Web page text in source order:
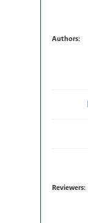
Authors:
Reviewers: